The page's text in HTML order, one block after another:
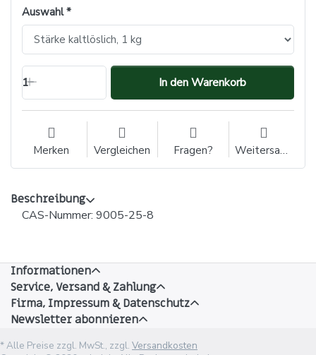
Auswahl
1 In den Warenkorb
Merken Vergleichen Fragen? Weitersagen
Beschreibung
CAS-Nummer: 9005-25-8
Informationen
Service, Versand & Zahlung
Firma, Impressum & Datenschutz
Newsletter abonnieren
* Alle Preise zzgl. MwSt., zzgl. Versandkosten